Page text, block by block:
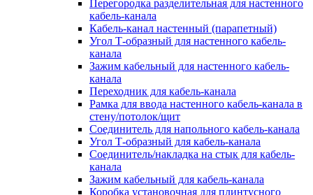
Перегородка разделительная для настенного
кабель-канала
Кабель-канал настенный (парапетный)
Угол Т-образный для настенного кабель-
канала
Зажим кабельный для настенного кабель-
канала
Переходник для кабель-канала
Рамка для ввода настенного кабель-канала в
стену/потолок/щит
Соединитель для напольного кабель-канала
Угол Т-образный для кабель-канала
Соединитель/накладка на стык для кабель-
канала
Зажим кабельный для кабель-канала
Коробка установочная для плинтусного